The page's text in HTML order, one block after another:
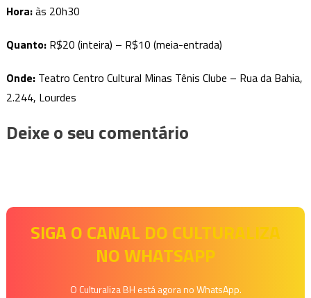
Hora:às 20h30
Quanto:R$20 (inteira) – R$10 (meia-entrada)
Onde: Teatro Centro Cultural Minas Tênis Clube – Rua da Bahia,
2.244, Lourdes
Deixe o seu comentário
SIGA O CANAL DO CULTURALIZA
NO WHATSAPP
O Culturaliza BH está agora no WhatsApp.